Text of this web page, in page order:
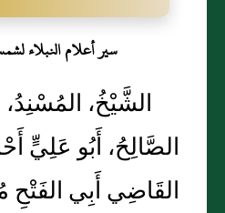
سير أعلام النبلاء
الشَّيْخُ،
الصَّالِحُ، أَبُو عَلِيٍّ
القَاضِي أَبِي